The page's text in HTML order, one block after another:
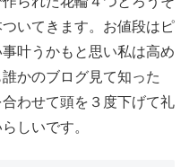
いてきます。お値段はピ
叶うかもと思い私は高め
かのブログ見て知った
わせて頭を３度下げて礼
しいです。